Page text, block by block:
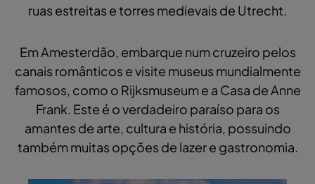
ruas estreitas e torres medievais de Utrecht.
Em Amesterdão, embarque num cruzeiro pelos
canais românticos e visite museus mundialmente
famosos, como o Rijksmuseum e a Casa de Anne
Frank. Este é o verdadeiro paraíso para os
amantes de arte, cultura e história, possuindo
também muitas opções de lazer e gastronomia.